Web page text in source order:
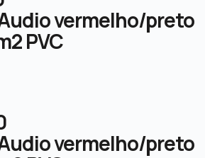
vermelho/preto
PVC
vermelho/preto